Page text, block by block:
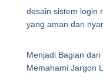
desain sistem login
yang aman dan
Menjadi Bagian
Memahami Jargon